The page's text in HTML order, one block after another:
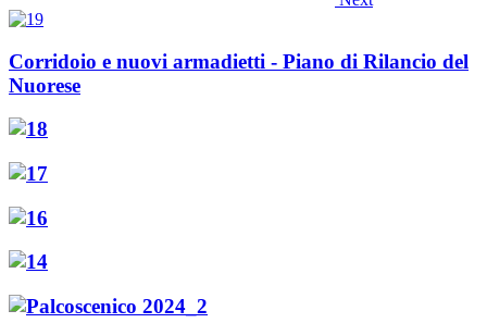
Corridoio e nuovi armadietti - Piano di Rilancio del
Nuorese